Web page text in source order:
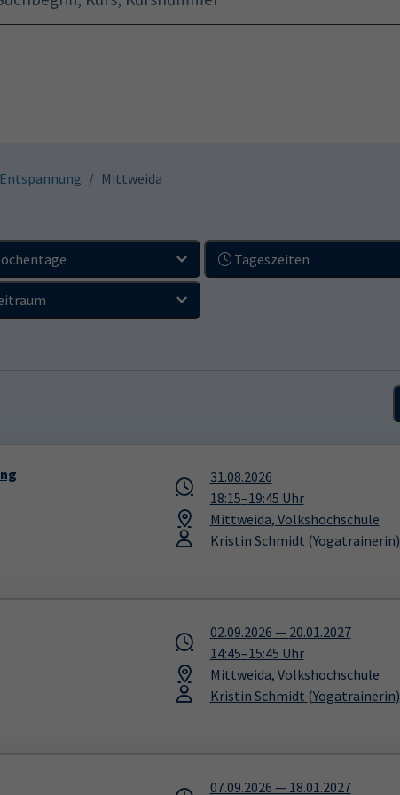
Mittweida
Tageszeiten
31.08.2026
18:15–19:45 Uhr
Mittweida, Volkshochschule
Kristin Schmidt (Yogatrainerin)
02.09.2026 — 20.01.2027
14:45–15:45 Uhr
Mittweida, Volkshochschule
Kristin Schmidt (Yogatrainerin)
07.09.2026 — 18.01.2027